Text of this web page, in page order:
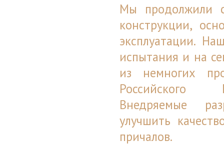
Мы продолжили
конструкции,
эксплуатации.
испытания и на
из немногих
Российского
Внедряемые
улучшить
причалов.